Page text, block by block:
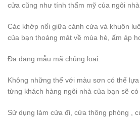
cửa cũng như tính thẩm mỹ của ngôi nhà.
Các khớp nối giữa cánh cửa và khuôn
của bạn thoáng mát về mùa hè, ấm áp
Đa dạng mẫu mã chủng loại.
Không những thế với màu sơn có thể
từng khách hàng ngôi nhà của bạn sẽ
Sử dụng làm cửa đi, cửa thông phòng ,